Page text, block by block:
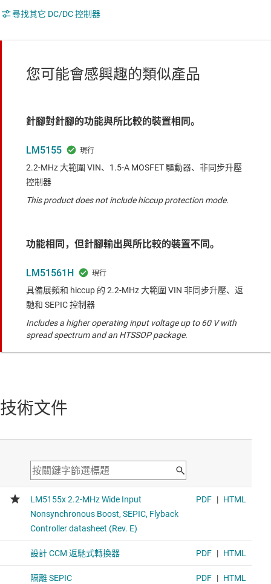
尋找其它 DC/DC 控制器
您可能會感興趣的類似產品
針腳對針腳的功能與所比較的裝置相同。
LM5155
2.2-MHz 大範圍 VIN、1.5-A MOSFET 驅動器、非同步升壓
控制器
This product does not include hiccup protection mode.
功能相同，但針腳輸出與所比較的裝置不同。
LM51561H
具備展頻和 hiccup 的 2.2-MHz 大範圍 VIN 非同步升壓、返
馳和 SEPIC 控制器
Includes a higher operating input voltage up to 60 V with
spread spectrum and an HTSSOP package.
技術文件